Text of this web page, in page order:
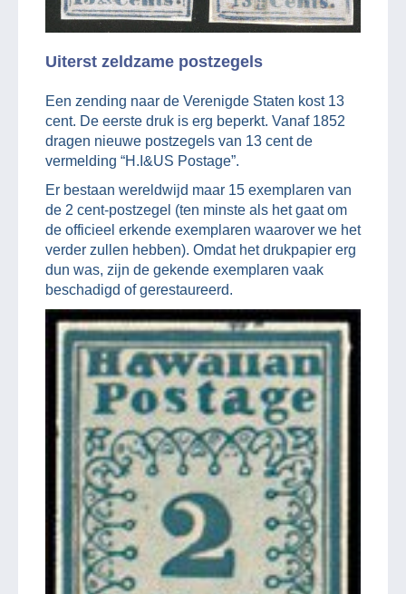
Uiterst zeldzame postzegels
Een zending naar de Verenigde Staten kost 13
cent. De eerste druk is erg beperkt. Vanaf 1852
dragen nieuwe postzegels van 13 cent de
vermelding “H.I&US Postage”.
Er bestaan wereldwijd maar 15 exemplaren van
de 2 cent-postzegel (ten minste als het gaat om
de officieel erkende exemplaren waarover we het
verder zullen hebben). Omdat het drukpapier erg
dun was, zijn de gekende exemplaren vaak
beschadigd of gerestaureerd.